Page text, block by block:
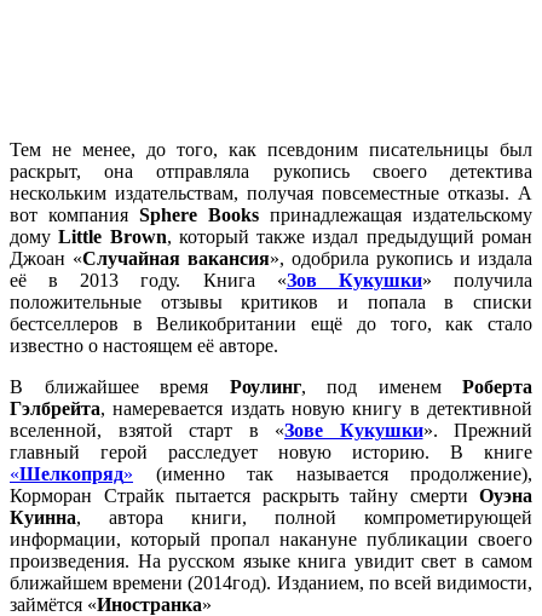
Тем не менее, до того, как псевдоним писательницы был
раскрыт, она отправляла рукопись своего детектива
нескольким издательствам, получая повсеместные отказы. А
вот компания Sphere Books принадлежащая издательскому
домуLittle Brown, который также издал предыдущий роман
Джоан «Случайная вакансия», одобрила рукопись и издала
её в 2013 году. Книга «Зов Кукушки» получила
положительные отзывы критиков и попала в списки
бестселлеров в Великобритании ещё до того, как стало
известно о настоящем её авторе.
В ближайшее время Роулинг, под именем Роберта
Гэлбрейта, намеревается издать новую книгу в детективной
вселенной, взятой старт в «Зове Кукушки». Прежний
главный герой расследует новую историю. В книге
«Шелкопряд» (именно так называется продолжение),
Корморан Страйк пытается раскрыть тайну смерти Оуэна
Куинна, автора книги, полной компрометирующей
информации, который пропал накануне публикации своего
произведения. На русском языке книга увидит свет в самом
ближайшем времени (2014год). Изданием, по всей видимости,
займётся «Иностранка»